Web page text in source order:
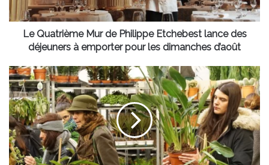
des
déjeuners
emporter
les
dimanches
d’août
Le Quatrième Mur de Philippe Etchebest lance des
déjeuners à emporter pour les dimanches d’août
Grande
vente
de
plantes
à
Bordeaux
:
des